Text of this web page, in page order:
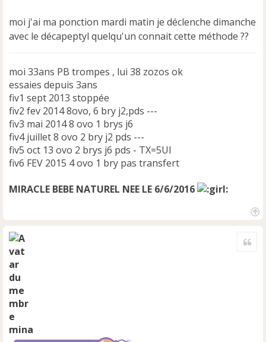
n
l
moi j'ai ma ponction mardi matin je déclenche dimanche
avec le décapeptyl quelqu'un connait cette méthode ??
moi 33ans PB trompes , lui 38 zozos ok
essaies depuis 3ans
fiv1 sept 2013 stoppée
fiv2 fev 2014 8ovo, 6 bry j2,pds ---
fiv3 mai 2014 8 ovo 1 brys j6
fiv4 juillet 8 ovo 2 bry j2 pds ---
fiv5 oct 13 ovo 2 brys j6 pds - TX=5UI
fiv6 FEV 2015 4 ovo 1 bry pas transfert
MIRACLE BEBE NATUREL NEE LE 6/6/2016
mina